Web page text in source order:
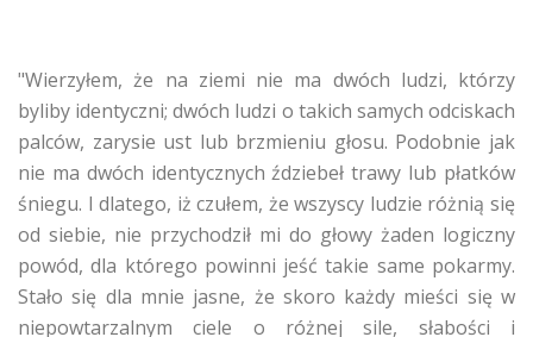
"Wierzyłem, że na ziemi nie ma dwóch ludzi, którzy
byliby identyczni; dwóch ludzi o takich samych odciskach
palców, zarysie ust lub brzmieniu głosu. Podobnie jak
nie ma dwóch identycznych ździebeł trawy lub płatków
śniegu. I dlatego, iż czułem, że wszyscy ludzie różnią się
od siebie, nie przychodził mi do głowy żaden logiczny
powód, dla którego powinni jeść takie same pokarmy.
Stało się dla mnie jasne, że skoro każdy mieści się w
niepowtarzalnym ciele o różnej sile, słabości i